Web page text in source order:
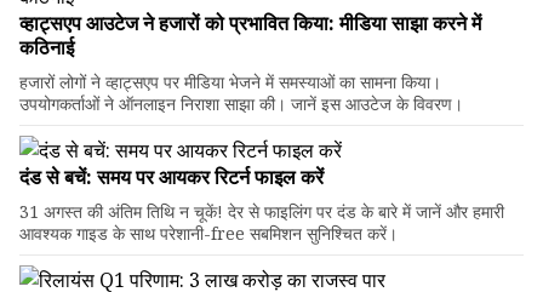
व्हाट्सएप आउटेज ने हजारों को प्रभावित किया: मीडिया साझा करने में
कठिनाई
हजारों लोगों ने व्हाट्सएप पर मीडिया भेजने में समस्याओं का सामना किया।
उपयोगकर्ताओं ने ऑनलाइन निराशा साझा की। जानें इस आउटेज के विवरण।
दंड से बचें: समय पर आयकर रिटर्न फाइल करें
31 अगस्त की अंतिम तिथि न चूकें! देर से फाइलिंग पर दंड के बारे में जानें और हमारी
आवश्यक गाइड के साथ परेशानी-free सबमिशन सुनिश्चित करें।